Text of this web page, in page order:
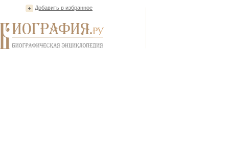
Добавить в избранное